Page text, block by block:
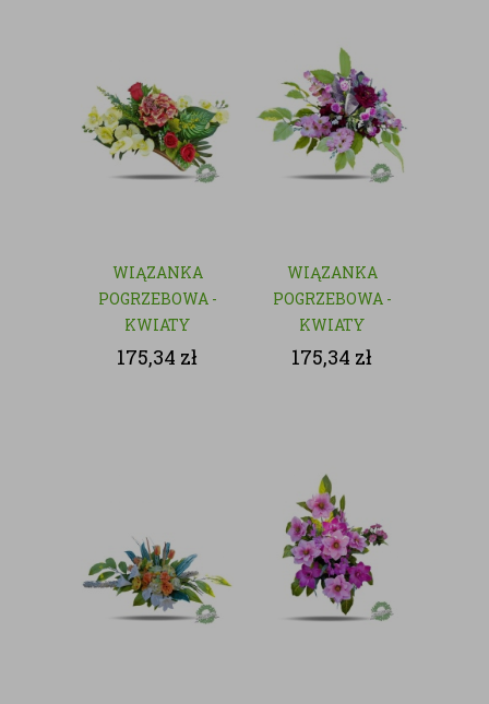
WIĄZANKA
POGRZEBOWA -
KWIATY
SZTUCZNE
175,34 zł
WIĄZANKA
POGRZEBOWA -
KWIATY
SZTUCZNE
175,34 zł